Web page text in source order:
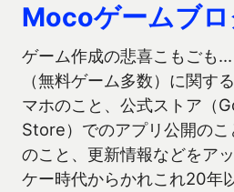
Mocoゲームブ
ゲーム作成の悲喜こもごも
（無料ゲーム多数）に関す
マホのこと、公式ストア（
Store）でのアプリ公開の
のこと、更新情報などをア
ケー時代からかれこれ20年